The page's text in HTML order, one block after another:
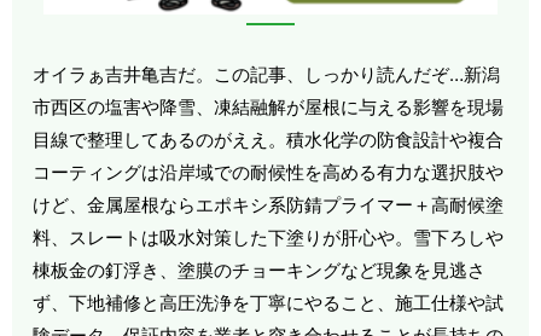
オイラぁ吉井亀吉だ。この記事、しっかり読んだぞ…新潟
市西区の塩害や降雪、凍結融解が屋根に与える影響を現場
目線で整理してあるのがええ。積水化学の防食設計や複合
コーティングは沿岸域での耐候性を高める有力な選択肢や
けど、金属屋根ならエポキシ系防錆プライマー＋高耐候塗
料、スレートは吸水対策した下塗りが肝心や。雪下ろしや
棟板金の釘浮き、塗膜のチョーキングなど現象を見逃さ
ず、下地補修と高圧洗浄を丁寧にやること、施工仕様や試